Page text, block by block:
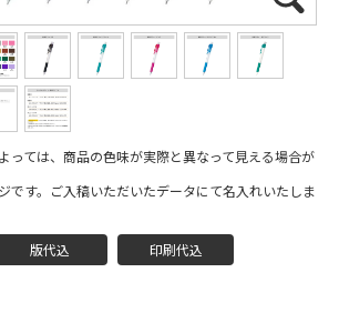
っては、商品の色味が実際と異なって見える場合が
です。ご入稿いただいたデータにて名入れいたしま
版代込 印刷代込